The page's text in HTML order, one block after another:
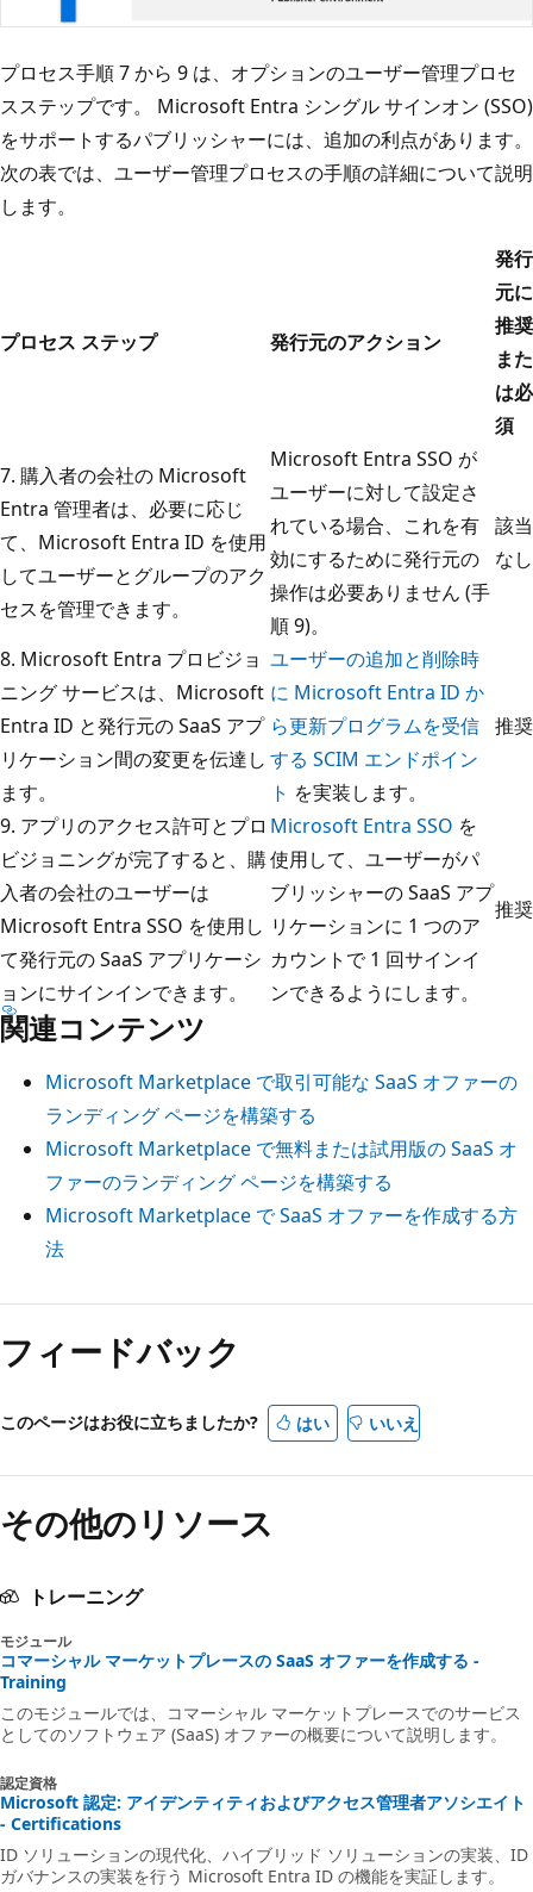
プロセス手順 7 から 9 は、オプションのユーザー管理プロセ
スステップです。 Microsoft Entra シングル サインオン (SSO)
をサポートするパブリッシャーには、追加の利点があります。
次の表では、ユーザー管理プロセスの手順の詳細について説明
します。
プロセス ステップ 発行元のアクション
発行
元に
推奨
また
は必
須
7. 購入者の会社の Microsoft
Entra 管理者は、必要に応じ
て、Microsoft Entra ID を使用
してユーザーとグループのアク
セスを管理できます。
Microsoft Entra SSO が
ユーザーに対して設定さ
れている場合、これを有
効にするために発行元の
操作は必要ありません (手
順 9)。
該当
なし
8. Microsoft Entra プロビジョ
ニング サービスは、Microsoft
Entra ID と発行元の SaaS アプ
リケーション間の変更を伝達し
ます。
ユーザーの追加と削除時
に Microsoft Entra ID か
ら更新プログラムを受信
する SCIM エンドポイン
ト を実装します。
推奨
9. アプリのアクセス許可とプロ
ビジョニングが完了すると、購
入者の会社のユーザーは
Microsoft Entra SSO を使用し
て発行元の SaaS アプリケーシ
ョンにサインインできます。
Microsoft Entra SSO を
使用して、ユーザーがパ
ブリッシャーの SaaS アプ
リケーションに 1 つのア
カウントで 1 回サインイ
ンできるようにします。
推奨
関連コンテンツ
Microsoft Marketplace で取引可能な SaaS オファーの
ランディング ページを構築する
Microsoft Marketplace で無料または試用版の SaaS オ
ファーのランディング ページを構築する
Microsoft Marketplace で SaaS オファーを作成する方
法
フィードバック
このページはお役に立ちましたか? はい いいえ
その他のリソース
トレーニング
モジュール
コマーシャル マーケットプレースの SaaS オファーを作成する -
Training
このモジュールでは、コマーシャル マーケットプレースでのサービス
としてのソフトウェア (SaaS) オファーの概要について説明します。
認定資格
Microsoft 認定: アイデンティティおよびアクセス管理者アソシエイト
- Certifications
ID ソリューションの現代化、ハイブリッド ソリューションの実装、ID
ガバナンスの実装を行う Microsoft Entra ID の機能を実証します。